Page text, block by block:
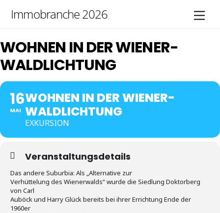
Immobranche 2026
WOHNEN IN DER WIENER­
WALD­LICHTUNG
16
MAI
WOHNEN IN DER WIENER­
WALD­LICHTUNG
EXKURSION
Veranstaltungsdetails
Das andere Suburbia: Als „Alternative zur
Verhüttelung des Wienerwalds“ wurde die Siedlung Doktorberg
von Carl
Auböck und Harry Glück bereits bei ihrer Errichtung Ende der
1960er